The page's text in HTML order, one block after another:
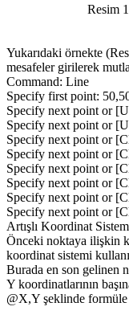
Resim
Yukarıdaki örnekte
mesafeler girilerek
Command: Line
Specify first point:
Specify next point or
Specify next point or
Specify next point or
Specify next point or
Specify next point or
Specify next point or
Specify next point or
Specify next point or
Artışlı Koordinat
Önceki noktaya ilişkin
koordinat sistemi
Burada en son gelinen
Y koordinatlarının
@X,Y şeklinde